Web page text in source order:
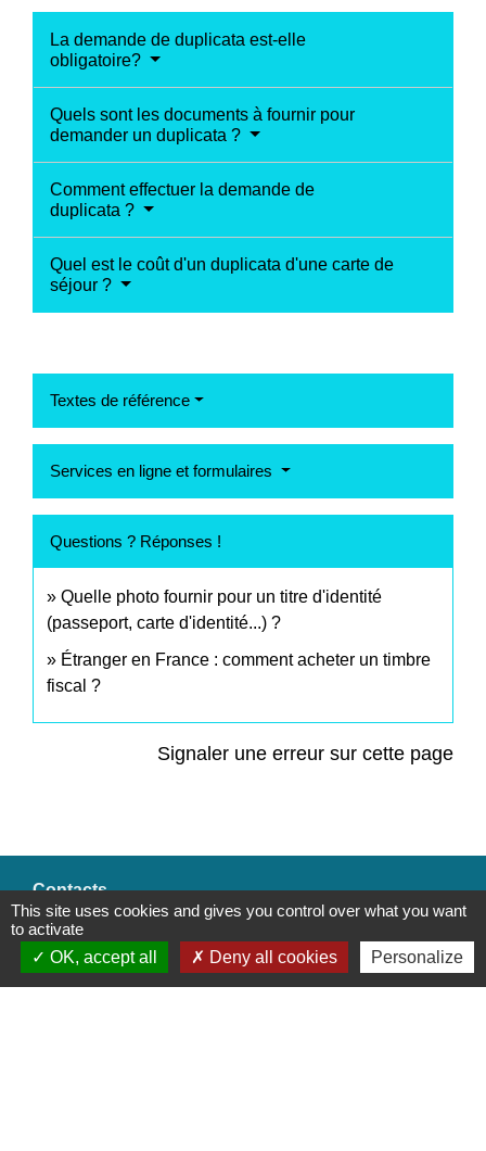
La demande de duplicata est-elle
obligatoire?
Quels sont les documents à fournir pour
demander un duplicata ?
Comment effectuer la demande de
duplicata ?
Quel est le coût d'un duplicata d'une carte de
séjour ?
Textes de référence
Services en ligne et formulaires
Questions ? Réponses !
Quelle photo fournir pour un titre d'identité
(passeport, carte d'identité...) ?
Étranger en France : comment acheter un timbre
fiscal ?
Signaler une erreur sur cette page
Contacts
Commune de Saint-Mesmes
12 rue de Richebourg
77410 Saint-Mesmes - FRANCE
This site uses cookies and gives you control over what you want
to activate
OK, accept all
Deny all cookies Personalize